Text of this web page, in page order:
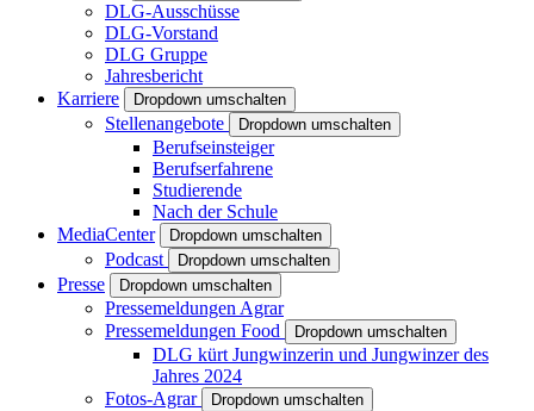
DLG-Ausschüsse
DLG-Vorstand
DLG Gruppe
Jahresbericht
Karriere
Dropdown umschalten
Stellenangebote Dropdown umschalten
Berufseinsteiger
Berufserfahrene
Studierende
Nach der Schule
MediaCenter
Dropdown umschalten
Podcast Dropdown umschalten
Presse Dropdown umschalten
Pressemeldungen Agrar
Pressemeldungen Food
Dropdown umschalten
DLG kürt Jungwinzerin und Jungwinzer des
Jahres 2024
Fotos-Agrar
Dropdown umschalten